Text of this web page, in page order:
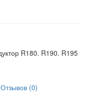
R180. R190. R195
Отзывов (0)